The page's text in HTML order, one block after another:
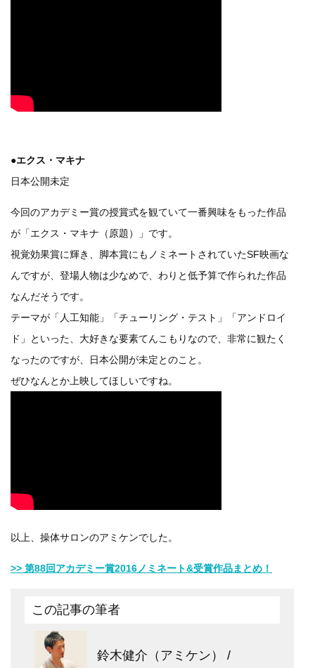
●エクス・マキナ
日本公開未定
今回のアカデミー賞の授賞式を観ていて一番興味をもった作品
が「エクス・マキナ（原題）」です。
視覚効果賞に輝き、脚本賞にもノミネートされていたSF映画な
んですが、登場人物は少なめで、わりと低予算で作られた作品
なんだそうです。
テーマが「人工知能」「チューリング・テスト」「アンドロイ
ド」といった、大好きな要素てんこもりなので、非常に観たく
なったのですが、日本公開が未定とのこと。
ぜひなんとか上映してほしいですね。
以上、操体サロンのアミケンでした。
>> 第88回アカデミー賞2016ノミネート&受賞作品まとめ！
この記事の筆者
鈴木健介（アミケン） /